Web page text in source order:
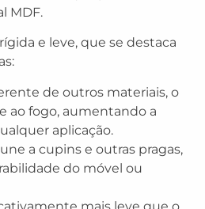
MDF.
e leve, que se destaca
de outros materiais, o
ao fogo, aumentando a
aplicação.
a cupins e outras pragas,
do móvel ou
mais leve que o